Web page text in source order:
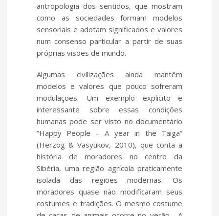
antropologia dos sentidos, que mostram
como as sociedades formam modelos
sensoriais e adotam significados e valores
num consenso particular a partir de suas
próprias visões de mundo.
Algumas civilizações ainda mantêm
modelos e valores que pouco sofreram
modulações. Um exemplo explicito e
interessante sobre essas condições
humanas pode ser visto no documentário
“Happy People – A year in the Taiga”
(Herzog & Vasyukov, 2010), que conta a
história de moradores no centro da
Sibéria, uma região agrícola praticamente
isolada das regiões modernas. Os
moradores quase não modificaram seus
costumes e tradições. O mesmo costume